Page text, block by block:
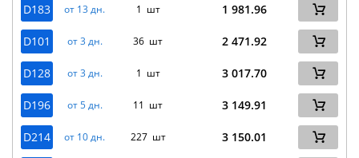
D183 от 13 дн. 1 шт 1 981.96
D101 от 3 дн. 36 шт 2 471.92
D128 от 3 дн. 1 шт 3 017.70
D196 от 5 дн. 11 шт 3 149.91
D214 от 10 дн. 227 шт 3 150.01